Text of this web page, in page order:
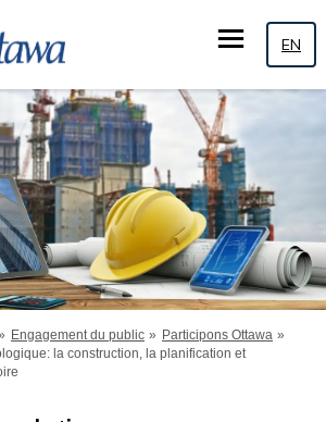
EN
Engagement du public
Participons Ottawa
la construction, la planification et